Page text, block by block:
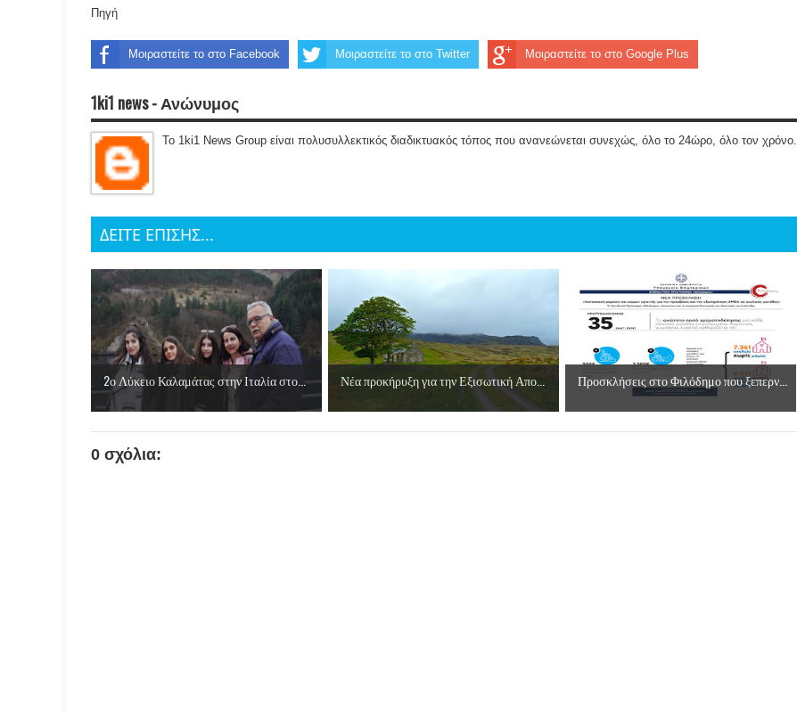
Πηγή
Μοιραστείτε το στο Facebook Μοιραστείτε το στο Twitter Μοιραστείτε το στο Google Plus
1ki1 news - Ανώνυμος
Το 1ki1 News Group είναι πολυσυλλεκτικός διαδικτυακός τόπος που ανανεώνεται συνεχώς, όλο το 24ώρο, όλο τον χρόνο.
ΔΕΙΤΕ ΕΠΙΣΗΣ...
2ο Λύκειο Καλαμάτας στην Ιταλία στο... Νέα προκήρυξη για την Εξισωτική Απο... Προσκλήσεις στο Φιλόδημο που ξεπερν...
0 σχόλια: